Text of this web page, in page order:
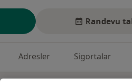
Randevu
Adresler Sigortalar